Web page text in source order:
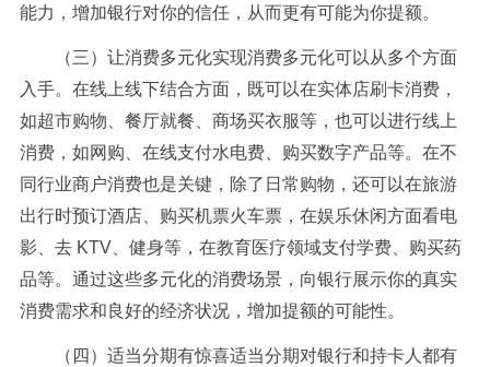
能力，增加银行对你的信任，从而更有可能为你提额。
（三）让消费多元化实现消费多元化可以从多个方面
入手。在线上线下结合方面，既可以在实体店刷卡消费，
如超市购物、餐厅就餐、商场买衣服等，也可以进行线上
消费，如网购、在线支付水电费、购买数字产品等。在不
同行业商户消费也是关键，除了日常购物，还可以在旅游
出行时预订酒店、购买机票火车票，在娱乐休闲方面看电
影、去 KTV、健身等，在教育医疗领域支付学费、购买药
品等。通过这些多元化的消费场景，向银行展示你的真实
消费需求和良好的经济状况，增加提额的可能性。
（四）适当分期有惊喜适当分期对银行和持卡人都有